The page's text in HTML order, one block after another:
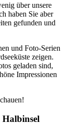
über unsere
haben Sie aber
gefunden und
und Foto-Serien
zeigen.
geladen sind,
Impressionen
Halbinsel